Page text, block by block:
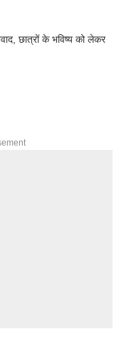
छात्रों के भविष्य को लेकर